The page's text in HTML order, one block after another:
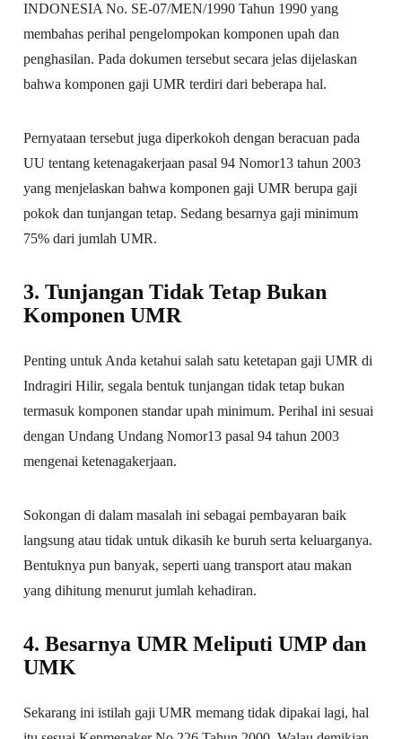
INDONESIA No. SE-07/MEN/1990 Tahun 1990 yang
membahas perihal pengelompokan komponen upah dan
penghasilan. Pada dokumen tersebut secara jelas dijelaskan
bahwa komponen gaji UMR terdiri dari beberapa hal.
Pernyataan tersebut juga diperkokoh dengan beracuan pada
UU tentang ketenagakerjaan pasal 94 Nomor13 tahun 2003
yang menjelaskan bahwa komponen gaji UMR berupa gaji
pokok dan tunjangan tetap. Sedang besarnya gaji minimum
75% dari jumlah UMR.
3. Tunjangan Tidak Tetap Bukan
Komponen UMR
Penting untuk Anda ketahui salah satu ketetapan gaji UMR di
Indragiri Hilir, segala bentuk tunjangan tidak tetap bukan
termasuk komponen standar upah minimum. Perihal ini sesuai
dengan Undang Undang Nomor13 pasal 94 tahun 2003
mengenai ketenagakerjaan.
Sokongan di dalam masalah ini sebagai pembayaran baik
langsung atau tidak untuk dikasih ke buruh serta keluarganya.
Bentuknya pun banyak, seperti uang transport atau makan
yang dihitung menurut jumlah kehadiran.
4. Besarnya UMR Meliputi UMP dan
UMK
Sekarang ini istilah gaji UMR memang tidak dipakai lagi, hal